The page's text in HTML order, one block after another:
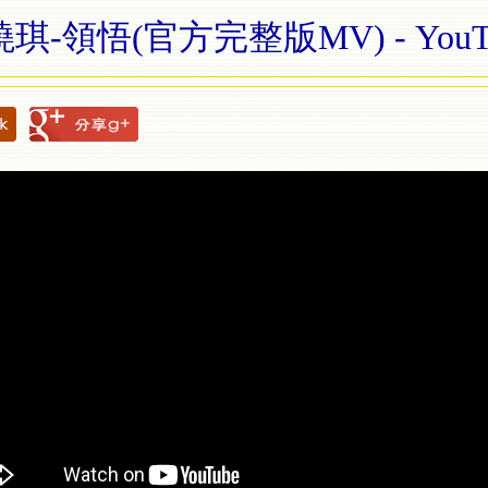
琪-領悟(官方完整版MV) -